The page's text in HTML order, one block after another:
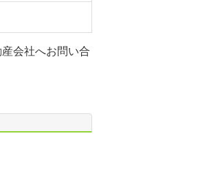
会社へお問い合